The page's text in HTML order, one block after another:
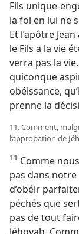
Fils unique-
la foi en lui ne
Et l’apôtre
le Fils a la vie
verra pas la vie.
quiconque
obéissance,
prenne la
11. Comment,
l’approbation de
11 Comme
pas dans
d’obéir
péchés que
pas de tout